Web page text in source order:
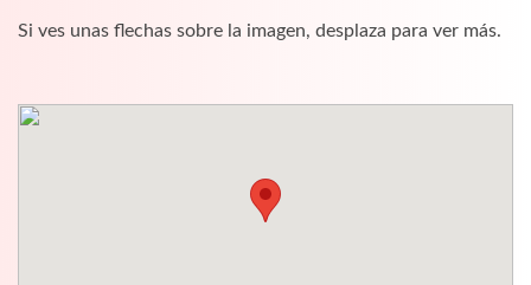
Si ves unas flechas sobre la imagen, desplaza para ver más.